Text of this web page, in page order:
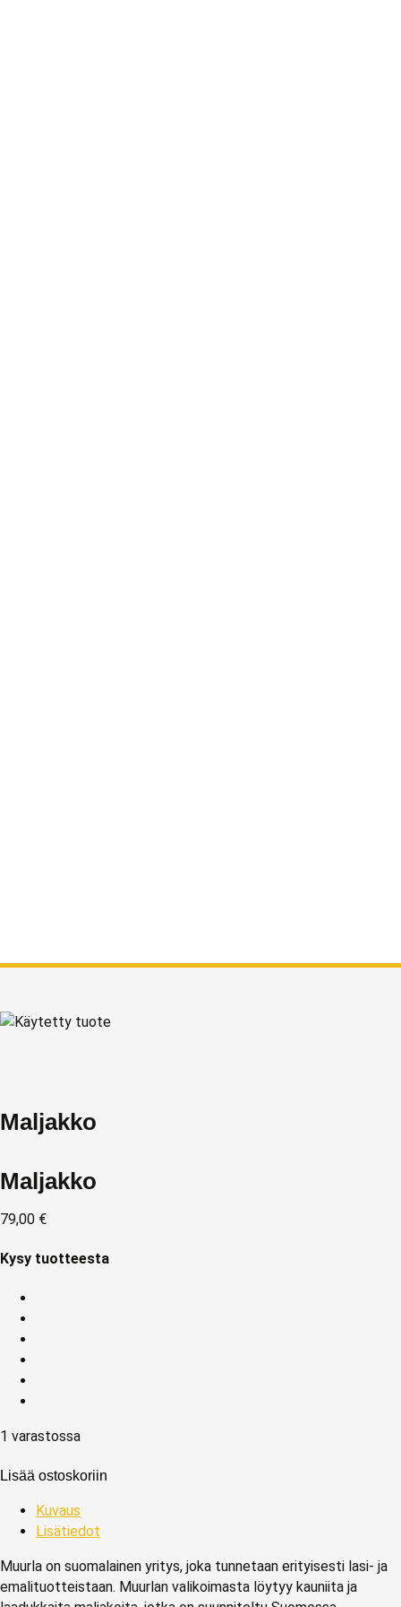
Maljakko
Maljakko
79,00 €
Kysy tuotteesta
1 varastossa
Lisää ostoskoriin
Kuvaus
Lisätiedot
Muurla on suomalainen yritys, joka tunnetaan erityisesti lasi- ja
emalituotteistaan. Muurlan valikoimasta löytyy kauniita ja